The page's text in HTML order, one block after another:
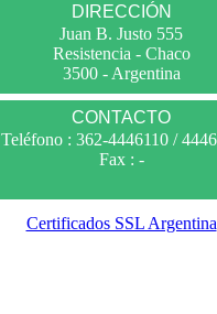
DIRECCIÓN
Juan B. Justo 555
Resistencia - Chaco
3500 - Argentina
CONTACTO
Teléfono : 362-4446110 /
Fax : -
Certificados SSL Argentina